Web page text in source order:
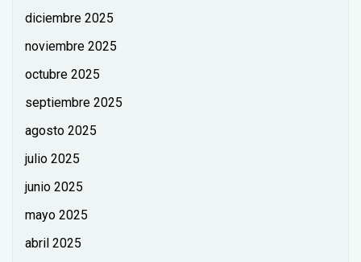
diciembre 2025
noviembre 2025
octubre 2025
septiembre 2025
agosto 2025
julio 2025
junio 2025
mayo 2025
abril 2025